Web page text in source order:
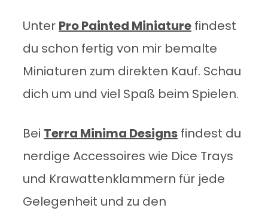
Unter Pro Painted Miniature findest
du schon fertig von mir bemalte
Miniaturen zum direkten Kauf. Schau
dich um und viel Spaß beim Spielen.
Bei Terra Minima Designs findest du
nerdige Accessoires wie Dice Trays
und Krawattenklammern für jede
Gelegenheit und zu den